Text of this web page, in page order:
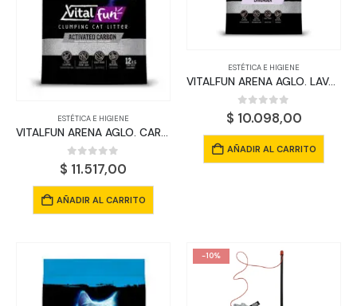
ESTÉTICA E HIGIENE
VITALFUN ARENA AGLO. CARBON ACT 6 KGS
0out of 5
$ 11.517,00
AÑADIR AL CARRITO
ESTÉTICA E HIGIENE
VITALFUN ARENA AGLO. LAVANDA 6 KGS
0out of 5
$ 10.098,00
AÑADIR AL CARRITO
-10%